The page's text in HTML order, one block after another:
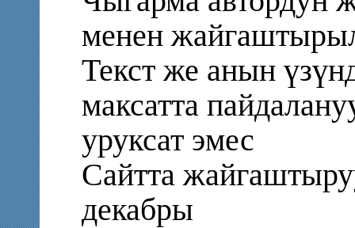
менен
Текст же анын
максатта
уруксат эмес
Сайтта
декабры